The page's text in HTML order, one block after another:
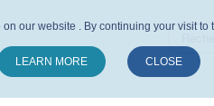
our website . By continuing your visit
LEARN MORE CLOSE